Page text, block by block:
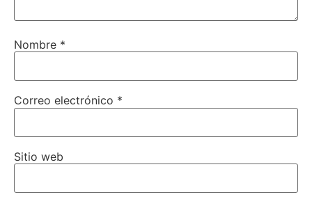
Nombre *
Correo electrónico *
Sitio web